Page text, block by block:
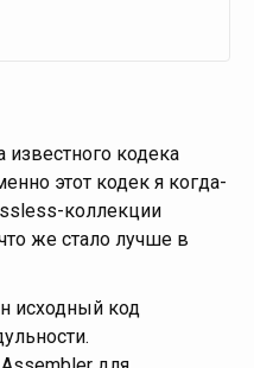
кодека
этот кодек я когда-
коллекции
же стало лучше в
исходный код